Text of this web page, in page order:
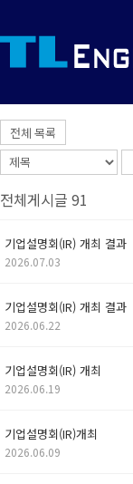
전체 목록
전체게시글 91
기업설명회(IR) 개최 결과
2026.07.03
기업설명회(IR) 개최 결과
2026.06.22
기업설명회(IR) 개최
2026.06.19
기업설명회(IR)개최
2026.06.09